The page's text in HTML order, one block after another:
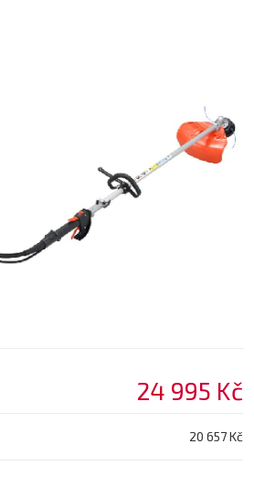
24 995 Kč
20 657 Kč